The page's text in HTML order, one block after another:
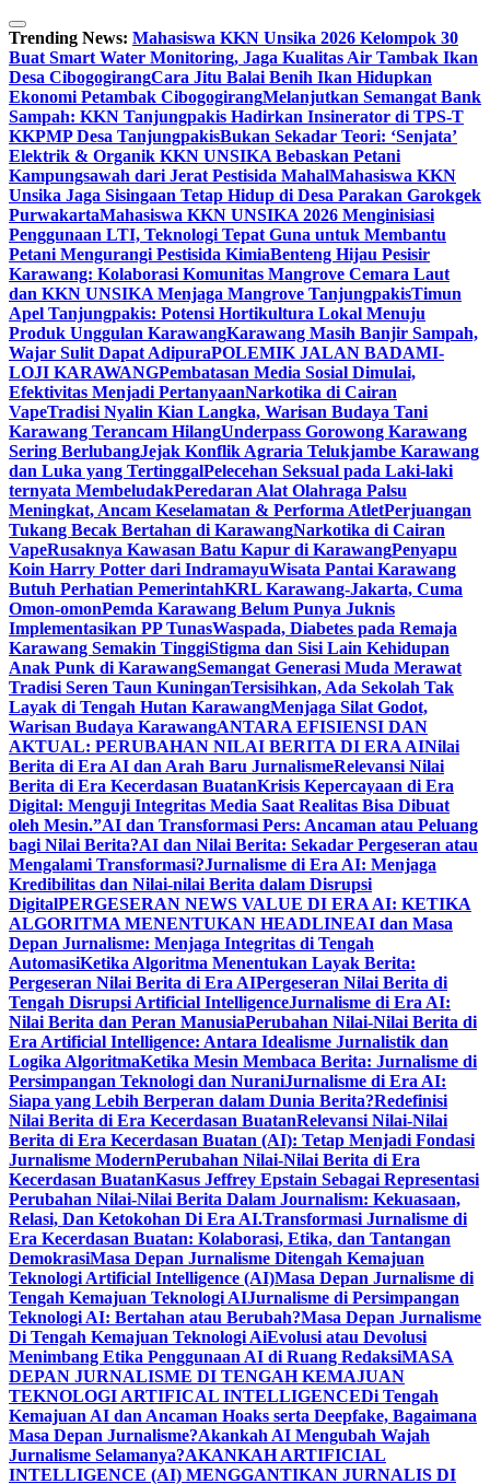
Skip
to
content
Trending News: Mahasiswa KKN Unsika 2026 Kelompok 30
Buat Smart Water Monitoring, Jaga Kualitas Air Tambak Ikan
Desa CibogogirangCara Jitu Balai Benih Ikan Hidupkan
Ekonomi Petambak CibogogirangMelanjutkan Semangat Bank
Sampah: KKN Tanjungpakis Hadirkan Insinerator di TPS-T
KKPMP Desa TanjungpakisBukan Sekadar Teori: ‘Senjata’
Elektrik & Organik KKN UNSIKA Bebaskan Petani
Kampungsawah dari Jerat Pestisida MahalMahasiswa KKN
Unsika Jaga Sisingaan Tetap Hidup di Desa Parakan Garokgek
PurwakartaMahasiswa KKN UNSIKA 2026 Menginisiasi
Penggunaan LTI, Teknologi Tepat Guna untuk Membantu
Petani Mengurangi Pestisida KimiaBenteng Hijau Pesisir
Karawang: Kolaborasi Komunitas Mangrove Cemara Laut
dan KKN UNSIKA Menjaga Mangrove TanjungpakisTimun
Apel Tanjungpakis: Potensi Hortikultura Lokal Menuju
Produk Unggulan KarawangKarawang Masih Banjir Sampah,
Wajar Sulit Dapat AdipuraPOLEMIK JALAN BADAMI-
LOJI KARAWANGPembatasan Media Sosial Dimulai,
Efektivitas Menjadi PertanyaanNarkotika di Cairan
VapeTradisi Nyalin Kian Langka, Warisan Budaya Tani
Karawang Terancam HilangUnderpass Gorowong Karawang
Sering BerlubangJejak Konflik Agraria Telukjambe Karawang
dan Luka yang TertinggalPelecehan Seksual pada Laki-laki
ternyata MembeludakPeredaran Alat Olahraga Palsu
Meningkat, Ancam Keselamatan & Performa AtletPerjuangan
Tukang Becak Bertahan di KarawangNarkotika di Cairan
VapeRusaknya Kawasan Batu Kapur di KarawangPenyapu
Koin Harry Potter dari IndramayuWisata Pantai Karawang
Butuh Perhatian PemerintahKRL Karawang-Jakarta, Cuma
Omon-omonPemda Karawang Belum Punya Juknis
Implementasikan PP TunasWaspada, Diabetes pada Remaja
Karawang Semakin TinggiStigma dan Sisi Lain Kehidupan
Anak Punk di KarawangSemangat Generasi Muda Merawat
Tradisi Seren Taun KuninganTersisihkan, Ada Sekolah Tak
Layak di Tengah Hutan KarawangMenjaga Silat Godot,
Warisan Budaya KarawangANTARA EFISIENSI DAN
AKTUAL: PERUBAHAN NILAI BERITA DI ERA AINilai
Berita di Era AI dan Arah Baru JurnalismeRelevansi Nilai
Berita di Era Kecerdasan BuatanKrisis Kepercayaan di Era
Digital: Menguji Integritas Media Saat Realitas Bisa Dibuat
oleh Mesin.”AI dan Transformasi Pers: Ancaman atau Peluang
bagi Nilai Berita?AI dan Nilai Berita: Sekadar Pergeseran atau
Mengalami Transformasi?Jurnalisme di Era AI: Menjaga
Kredibilitas dan Nilai-nilai Berita dalam Disrupsi
DigitalPERGESERAN NEWS VALUE DI ERA AI: KETIKA
ALGORITMA MENENTUKAN HEADLINEAI dan Masa
Depan Jurnalisme: Menjaga Integritas di Tengah
AutomasiKetika Algoritma Menentukan Layak Berita:
Pergeseran Nilai Berita di Era AIPergeseran Nilai Berita di
Tengah Disrupsi Artificial IntelligenceJurnalisme di Era AI:
Nilai Berita dan Peran ManusiaPerubahan Nilai-Nilai Berita di
Era Artificial Intelligence: Antara Idealisme Jurnalistik dan
Logika AlgoritmaKetika Mesin Membaca Berita: Jurnalisme di
Persimpangan Teknologi dan NuraniJurnalisme di Era AI:
Siapa yang Lebih Berperan dalam Dunia Berita?Redefinisi
Nilai Berita di Era Kecerdasan BuatanRelevansi Nilai-Nilai
Berita di Era Kecerdasan Buatan (AI): Tetap Menjadi Fondasi
Jurnalisme ModernPerubahan Nilai-Nilai Berita di Era
Kecerdasan BuatanKasus Jeffrey Epstain Sebagai Representasi
Perubahan Nilai-Nilai Berita Dalam Journalism: Kekuasaan,
Relasi, Dan Ketokohan Di Era AI.Transformasi Jurnalisme di
Era Kecerdasan Buatan: Kolaborasi, Etika, dan Tantangan
DemokrasiMasa Depan Jurnalisme Ditengah Kemajuan
Teknologi Artificial Intelligence (AI)Masa Depan Jurnalisme di
Tengah Kemajuan Teknologi AIJurnalisme di Persimpangan
Teknologi AI: Bertahan atau Berubah?Masa Depan Jurnalisme
Di Tengah Kemajuan Teknologi AiEvolusi atau Devolusi
Menimbang Etika Penggunaan AI di Ruang RedaksiMASA
DEPAN JURNALISME DI TENGAH KEMAJUAN
TEKNOLOGI ARTIFICAL INTELLIGENCEDi Tengah
Kemajuan AI dan Ancaman Hoaks serta Deepfake, Bagaimana
Masa Depan Jurnalisme?Akankah AI Mengubah Wajah
Jurnalisme Selamanya?AKANKAH ARTIFICIAL
INTELLIGENCE (AI) MENGGANTIKAN JURNALIS DI